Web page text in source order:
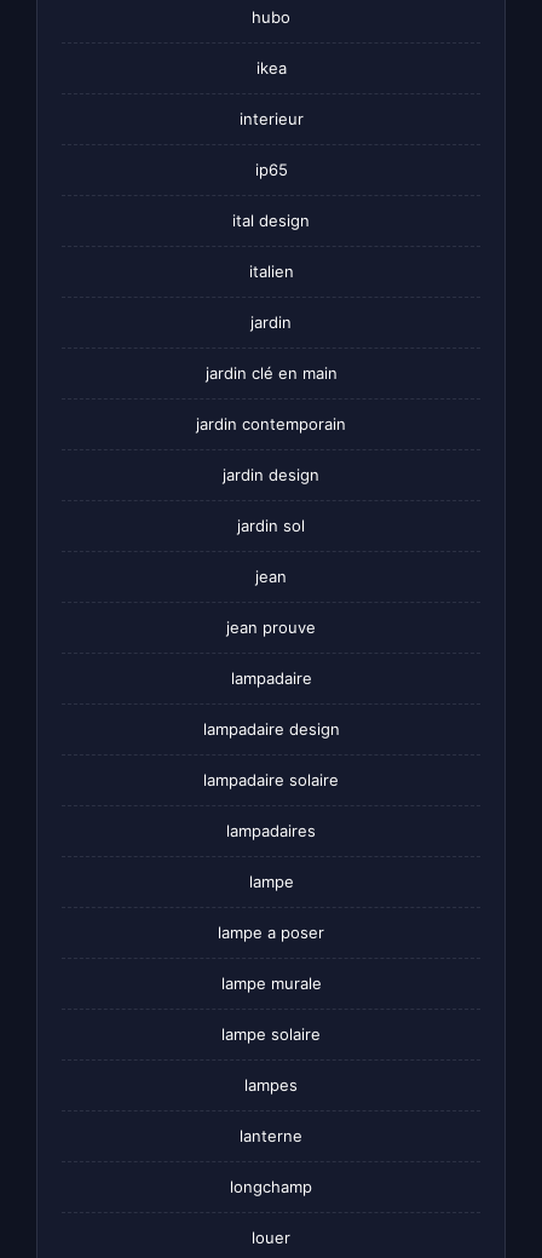
hubo
ikea
interieur
ip65
ital design
italien
jardin
jardin clé en main
jardin contemporain
jardin design
jardin sol
jean
jean prouve
lampadaire
lampadaire design
lampadaire solaire
lampadaires
lampe
lampe a poser
lampe murale
lampe solaire
lampes
lanterne
longchamp
louer